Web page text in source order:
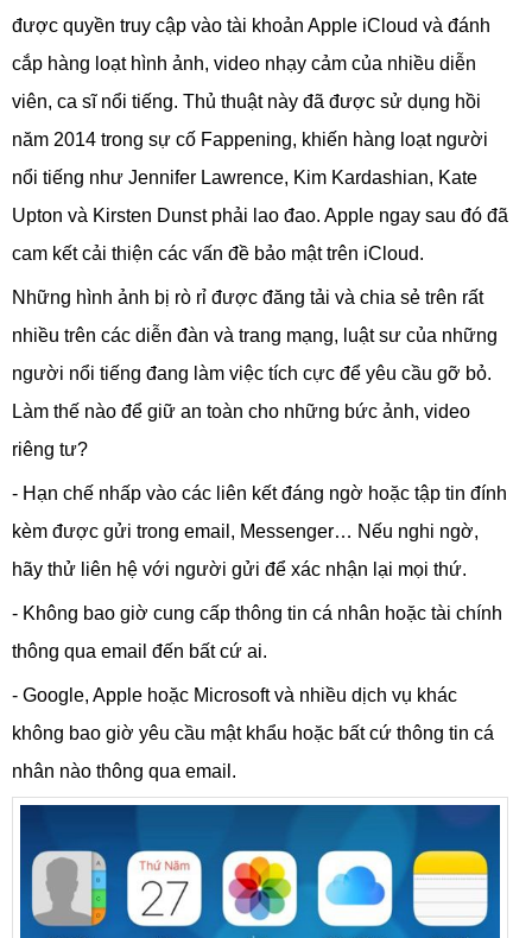
được quyền truy cập vào tài khoản Apple iCloud và đánh
cắp hàng loạt hình ảnh, video nhạy cảm của nhiều diễn
viên, ca sĩ nổi tiếng. Thủ thuật này đã được sử dụng hồi
năm 2014 trong sự cố Fappening, khiến hàng loạt người
nổi tiếng như Jennifer Lawrence, Kim Kardashian, Kate
Upton và Kirsten Dunst phải lao đao. Apple ngay sau đó đã
cam kết cải thiện các vấn đề bảo mật trên iCloud.
Những hình ảnh bị rò rỉ được đăng tải và chia sẻ trên rất
nhiều trên các diễn đàn và trang mạng, luật sư của những
người nổi tiếng đang làm việc tích cực để yêu cầu gỡ bỏ.
Làm thế nào để giữ an toàn cho những bức ảnh, video
riêng tư?
- Hạn chế nhấp vào các liên kết đáng ngờ hoặc tập tin đính
kèm được gửi trong email, Messenger… Nếu nghi ngờ,
hãy thử liên hệ với người gửi để xác nhận lại mọi thứ.
- Không bao giờ cung cấp thông tin cá nhân hoặc tài chính
thông qua email đến bất cứ ai.
- Google, Apple hoặc Microsoft và nhiều dịch vụ khác
không bao giờ yêu cầu mật khẩu hoặc bất cứ thông tin cá
nhân nào thông qua email.